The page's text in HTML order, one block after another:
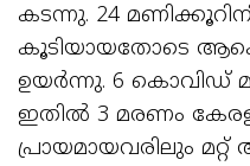
കടന്നു. 24
കൂടിയായതോടെ
ഉയര്‍ന്നു. 6 കൊവിഡ്
ഇതില്‍ 3 മരണം
പ്രായമായവരിലും